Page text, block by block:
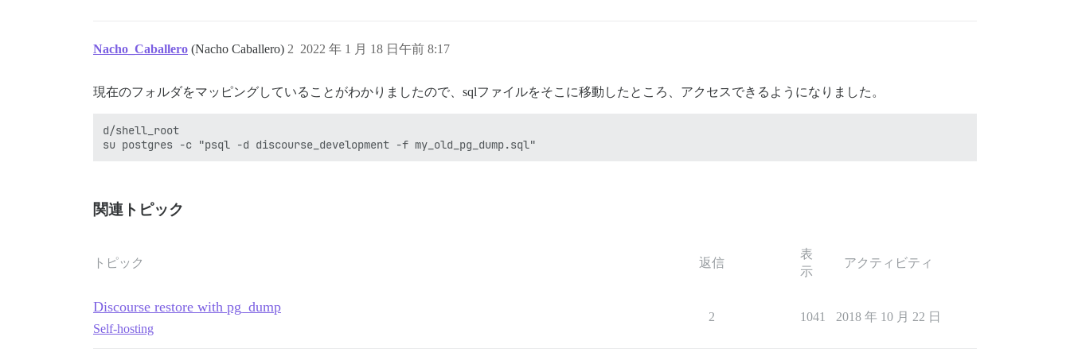
Nacho_Caballero (Nacho Caballero) 2022 年 1 月 18 日午前 8:17
2
現在のフォルダをマッピングしていることがわかりましたので、sqlファイルをそこに移動したところ、アクセスできるようになりました。
d/shell_root
関連トピック
トピック 返信
表
示
アクティビティ
Discourse restore with pg_dump
Self-hosting
2 1041 2018 年 10 月 22 日